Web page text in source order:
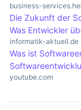
business-
Die Zukunft der
Was Entwickler
informatik-aktuell.de
Was ist
youtube.com